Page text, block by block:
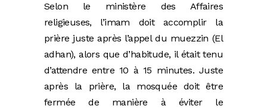
Selon le ministère des Affaires
religieuses, l’imam doit accomplir la
prière juste après l’appel du muezzin (El
adhan), alors que d’habitude, il était tenu
d’attendre entre 10 à 15 minutes. Juste
après la prière, la mosquée doit être
fermée de manière à éviter le